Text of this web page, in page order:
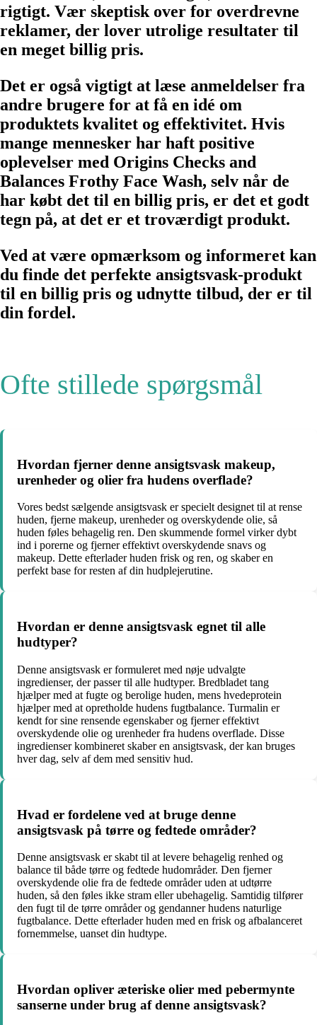
rigtigt. Vær skeptisk over for overdrevne
reklamer, der lover utrolige resultater til
en meget billig pris.
Det er også vigtigt at læse anmeldelser fra
andre brugere for at få en idé om
produktets kvalitet og effektivitet. Hvis
mange mennesker har haft positive
oplevelser med Origins Checks and
Balances Frothy Face Wash, selv når de
har købt det til en billig pris, er det et godt
tegn på, at det er et troværdigt produkt.
Ved at være opmærksom og informeret kan
du finde det perfekte ansigtsvask-produkt
til en billig pris og udnytte tilbud, der er til
din fordel.
Ofte stillede spørgsmål
Hvordan fjerner denne ansigtsvask makeup,
urenheder og olier fra hudens overflade?
Vores bedst sælgende ansigtsvask er specielt designet til at rense
huden, fjerne makeup, urenheder og overskydende olie, så
huden føles behagelig ren. Den skummende formel virker dybt
ind i porerne og fjerner effektivt overskydende snavs og
makeup. Dette efterlader huden frisk og ren, og skaber en
perfekt base for resten af din hudplejerutine.
Hvordan er denne ansigtsvask egnet til alle
hudtyper?
Denne ansigtsvask er formuleret med nøje udvalgte
ingredienser, der passer til alle hudtyper. Bredbladet tang
hjælper med at fugte og berolige huden, mens hvedeprotein
hjælper med at opretholde hudens fugtbalance. Turmalin er
kendt for sine rensende egenskaber og fjerner effektivt
overskydende olie og urenheder fra hudens overflade. Disse
ingredienser kombineret skaber en ansigtsvask, der kan bruges
hver dag, selv af dem med sensitiv hud.
Hvad er fordelene ved at bruge denne
ansigtsvask på tørre og fedtede områder?
Denne ansigtsvask er skabt til at levere behagelig renhed og
balance til både tørre og fedtede hudområder. Den fjerner
overskydende olie fra de fedtede områder uden at udtørre
huden, så den føles ikke stram eller ubehagelig. Samtidig tilfører
den fugt til de tørre områder og gendanner hudens naturlige
fugtbalance. Dette efterlader huden med en frisk og afbalanceret
fornemmelse, uanset din hudtype.
Hvordan opliver æteriske olier med pebermynte
sanserne under brug af denne ansigtsvask?